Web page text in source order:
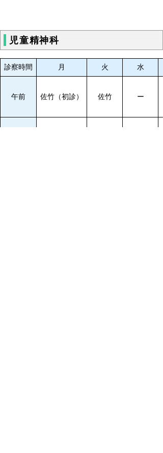
児童精神科
診察時間 月 火 水
午前 佐竹（初診） 佐竹 ー